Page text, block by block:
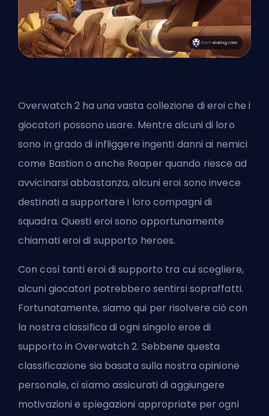
Overwatch 2 ha una vasta collezione di eroi che i
giocatori possono usare. Mentre alcuni di loro
sono in grado di infliggere ingenti danni ai nemici
come Bastion o anche Reaper quando riesce ad
avvicinarsi abbastanza, alcuni eroi sono invece
destinati a supportare i loro compagni di
squadra. Questi eroi sono opportunamente
chiamati eroi di supporto heroes.
Con così tanti eroi di supporto tra cui scegliere,
alcuni giocatori potrebbero sentirsi sopraffatti.
Fortunatamente, siamo qui per risolvere ciò con
la nostra classifica di ogni singolo eroe di
supporto in Overwatch 2. Sebbene questa
classificazione sia basata sulla nostra opinione
personale, ci siamo assicurati di aggiungere
motivazioni e spiegazioni appropriate per ogni